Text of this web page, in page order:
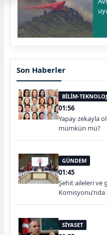
Son Haberler
BİLİM-
01:56
Yapay zekayla
mümkün mü?
GÜNDEM
01:45
Şehit aileleri ve
SİYASET